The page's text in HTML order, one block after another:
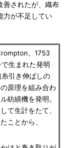
善されたが、織布
力が不足してい
、1753
生まれた発明
引き伸ばしの
原理を組み合わ
紡績機を発明。
て生計をたて、
ことから、